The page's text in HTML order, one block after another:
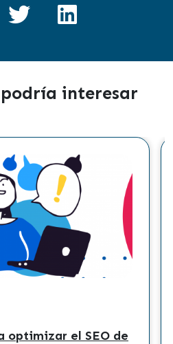
interesar
optimizar el SEO de